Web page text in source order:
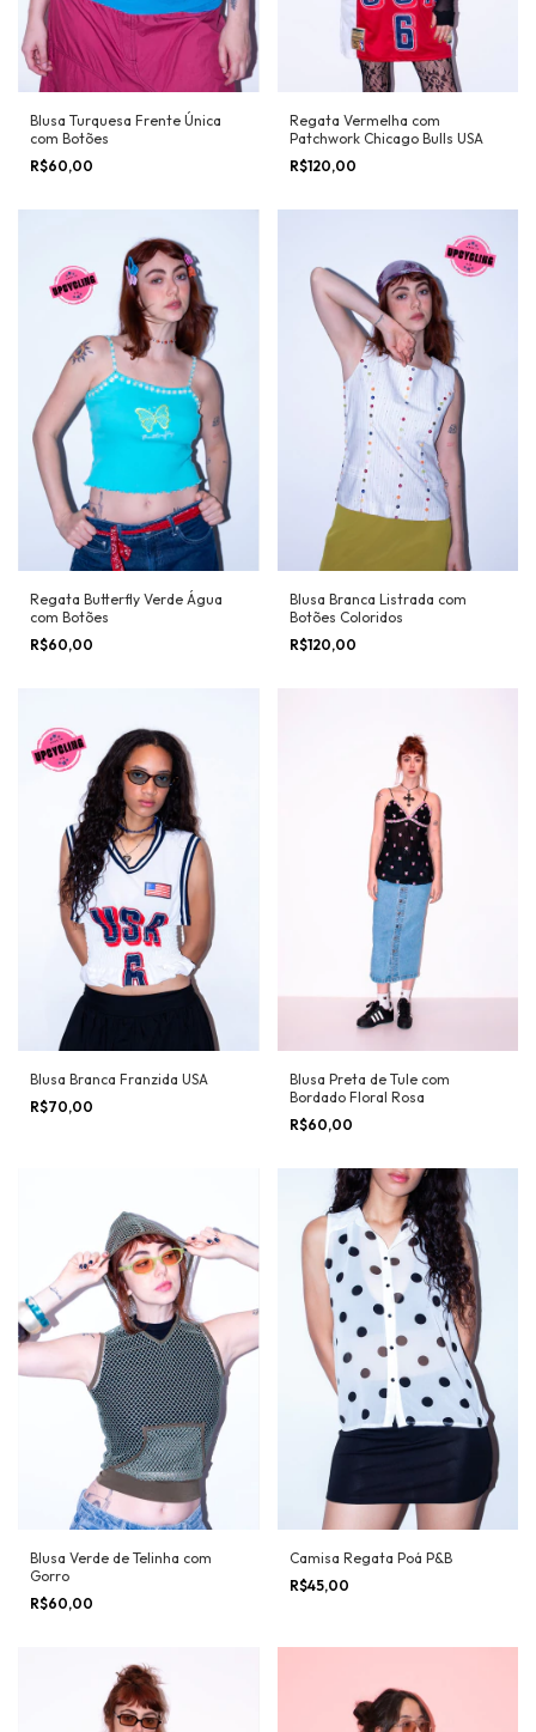
Blusa Turquesa Frente Única
com Botões
R$60,00
Regata Vermelha com
Patchwork Chicago Bulls USA
R$120,00
Regata Butterfly Verde Água
com Botões
R$60,00
Blusa Branca Listrada com
Botões Coloridos
R$120,00
Blusa Branca Franzida USA
R$70,00
Blusa Preta de Tule com
Bordado Floral Rosa
R$60,00
Blusa Verde de Telinha com
Gorro
R$60,00
Camisa Regata Poá P&B
R$45,00